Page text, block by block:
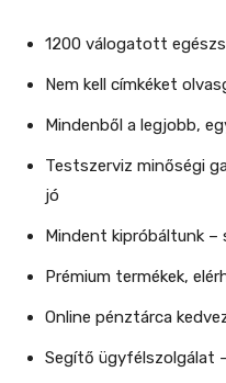
1200 válogatott
Nem kell címkéket
Mindenből a legjobb,
Testszerviz minőségi
jó
Mindent kipróbáltunk
Prémium termékek,
Online pénztárca
Segítő ügyfélszolgálat